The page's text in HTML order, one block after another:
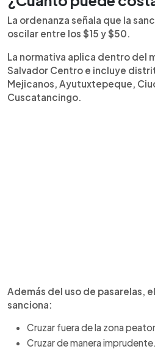
La ordenanza señala que la
oscilar entre los $15 y $50.
La normativa aplica dentro del
Salvador Centro e incluye
Mejicanos, Ayutuxtepeque,
Cuscatancingo.
Además del uso de pasarelas,
sanciona:
Cruzar fuera de la zona
Cruzar de manera imprudente.